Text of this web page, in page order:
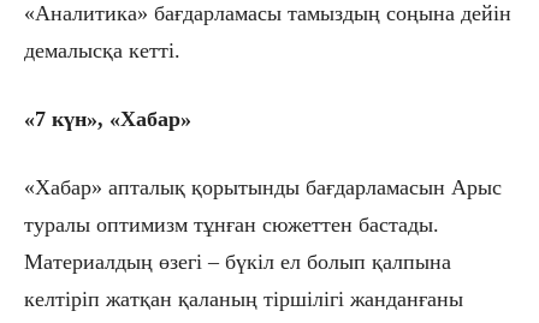
«Аналитика» бағдарламасы тамыздың соңына дейін
демалысқа кетті.
«7 күн», «Хабар»
«Хабар» апталық қорытынды бағдарламасын Арыс
туралы оптимизм тұнған сюжеттен бастады.
Материалдың өзегі – бүкіл ел болып қалпына
келтіріп жатқан қаланың тіршілігі жанданғаны